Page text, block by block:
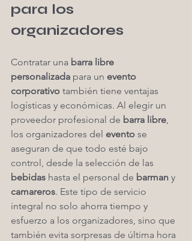
para los
organizadores
Contratar una barra libre
personalizada para un evento
corporativo también tiene ventajas
logísticas y económicas. Al elegir un
proveedor profesional de barra libre,
los organizadores del evento se
aseguran de que todo esté bajo
control, desde la selección de las
bebidas hasta el personal de barman y
camareros. Este tipo de servicio
integral no solo ahorra tiempo y
esfuerzo a los organizadores, sino que
también evita sorpresas de última hora